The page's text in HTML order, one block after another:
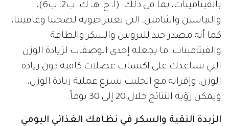
بالفيتامينات، بما في ذلك: (أ، ج، هـ، ك، ب2، ب6)،
والنياسين والثيامين، التي تعتبر حيوية لصحتنا وعافيتنا،
كما أنه مصدر جيد للبروتين والسكر والطاقة
والفيتامينات، ما يجعله إحدى الوصفات لزيادة الوزن
التي تساعدك على اكتساب عضلات كافية دون زيادة
الوزن، وإقرانه مع الحليب يسرع عملية زيادة الوزن،
ويمكن رؤية النتائج خلال 20 إلى 30 يوماً.
الزبدة النقية والسكر في نظامك الغذائي اليومي